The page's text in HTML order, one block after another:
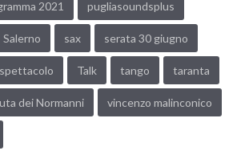
2021 pugliasoundsplus
Salerno sax serata 30 giugno
spettacolo Talk tango taranta
dei Normanni vincenzo malinconico